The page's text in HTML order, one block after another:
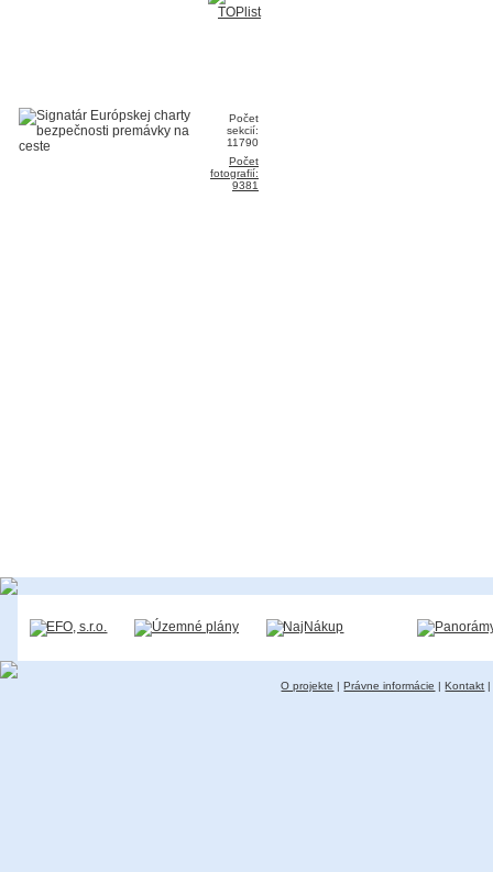
Počet
sekcií:
11790
Počet
fotografií:
9381
O projekte |Právne informácie |Kontakt